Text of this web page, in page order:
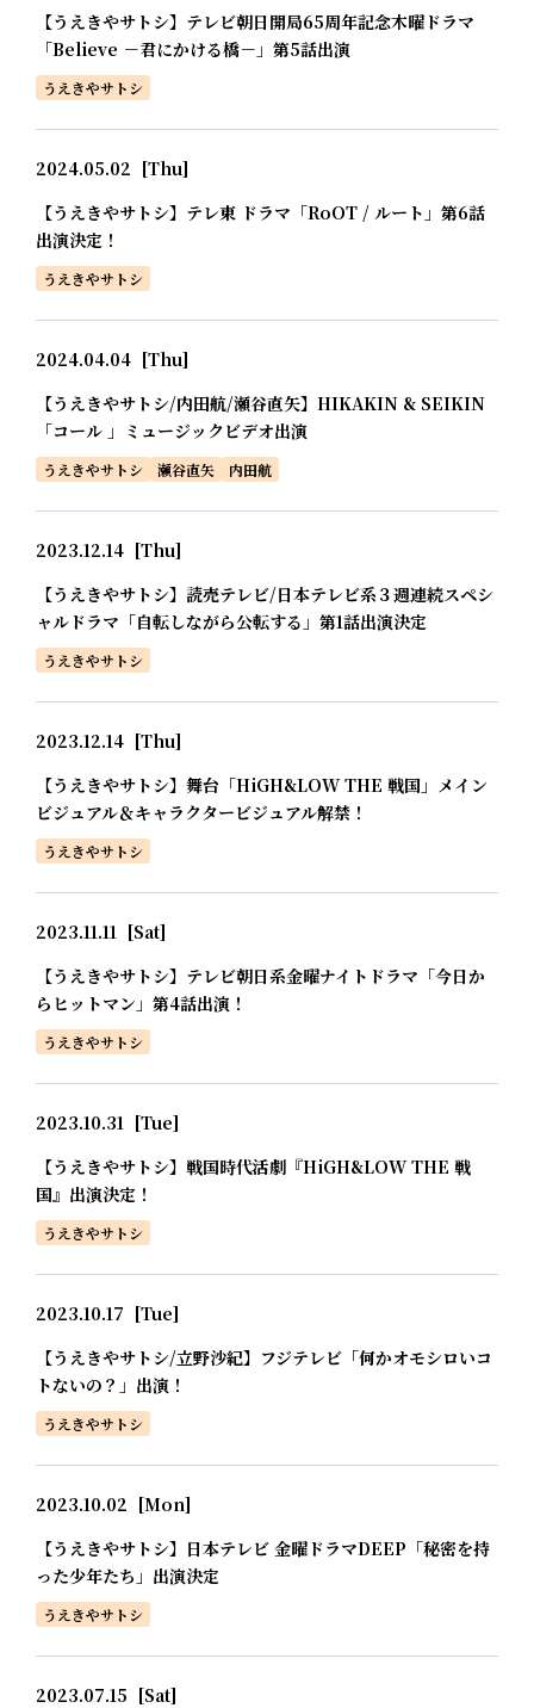
【うえきやサトシ】テレビ朝日開局65周年記念木曜ドラマ
「Believe －君にかける橋－」第5話出演
うえきやサトシ
2024.05.02 [Thu]
【うえきやサトシ】テレ東 ドラマ「RoOT / ルート」第6話
出演決定！
うえきやサトシ
2024.04.04 [Thu]
【うえきやサトシ/内田航/瀬谷直矢】HIKAKIN & SEIKIN
「コール 」ミュージックビデオ出演
うえきやサトシ 瀬谷直矢 内田航
2023.12.14 [Thu]
【うえきやサトシ】読売テレビ/日本テレビ系３週連続スペシ
ャルドラマ「自転しながら公転する」第1話出演決定
うえきやサトシ
2023.12.14 [Thu]
【うえきやサトシ】舞台「HiGH&LOW THE 戦国」メイン
ビジュアル＆キャラクタービジュアル解禁！
うえきやサトシ
2023.11.11 [Sat]
【うえきやサトシ】テレビ朝日系金曜ナイトドラマ「今日か
らヒットマン」第4話出演！
うえきやサトシ
2023.10.31 [Tue]
【うえきやサトシ】戦国時代活劇『HiGH&LOW THE 戦
国』出演決定！
うえきやサトシ
2023.10.17 [Tue]
【うえきやサトシ/立野沙紀】フジテレビ「何かオモシロいコ
トないの？」出演！
うえきやサトシ
2023.10.02 [Mon]
【うえきやサトシ】日本テレビ 金曜ドラマDEEP「秘密を持
った少年たち」出演決定
うえきやサトシ
2023.07.15 [Sat]